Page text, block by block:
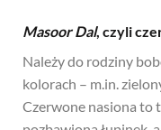
Masoor Dal, czyli
Należy do rodziny
kolorach – m.in.
Czerwone nasiona to